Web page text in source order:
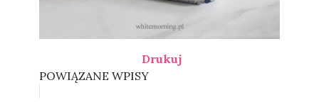
Drukuj
POWIĄZANE WPISY